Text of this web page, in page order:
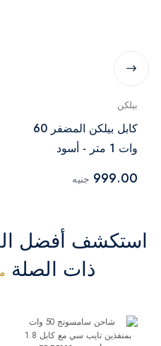
بيلكن
كابل بيلكن المضفر 60
وات 1 متر - أسود
999.00 جنيه
استكشف أفضل
ذات الصلة